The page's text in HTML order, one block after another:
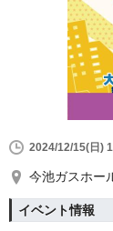
2024/12/15(日)
今池ガスホー
イベント情報